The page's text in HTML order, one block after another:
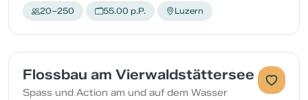
20–250 55.00 p.P. Luzern
Flossbau am Vierwaldstättersee
Spass und Action am und auf dem Wasser